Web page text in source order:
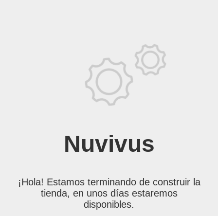
Nuvivus
¡Hola! Estamos terminando de construir la
tienda, en unos días estaremos
disponibles.